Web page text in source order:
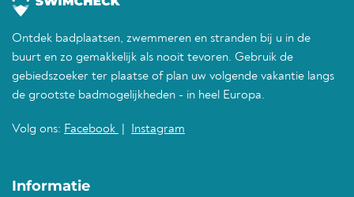
Ontdek badplaatsen, zwemmeren en stranden bij u in de
buurt en zo gemakkelijk als nooit tevoren. Gebruik de
gebiedszoeker ter plaatse of plan uw volgende vakantie langs
de grootste badmogelijkheden - in heel Europa.
Volg ons: Facebook Instagram
Informatie